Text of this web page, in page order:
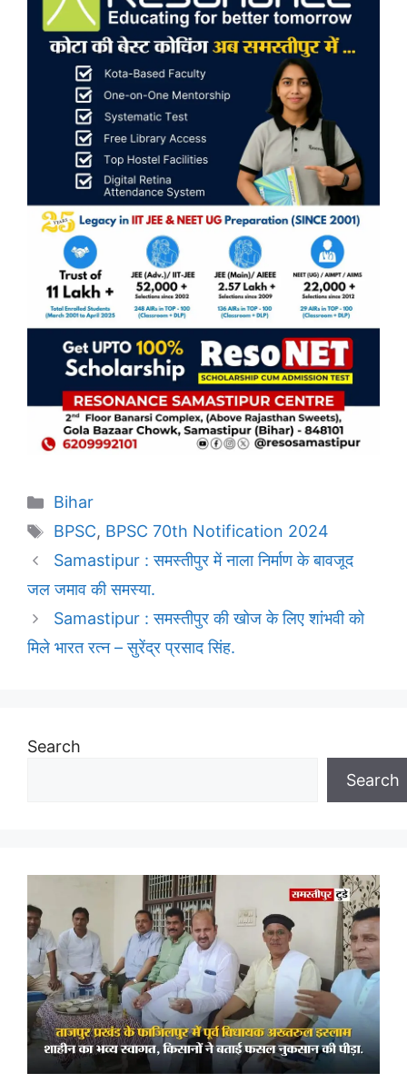
Categories
Bihar
Tags
BPSC, BPSC 70th Notification 2024
Samastipur : समस्तीपुर में नाला निर्माण के बावजूद
जल जमाव की समस्या.
Samastipur : समस्तीपुर की खोज के लिए शांभवी को
मिले भारत रत्न – सुरेंद्र प्रसाद सिंह.
Search
Search